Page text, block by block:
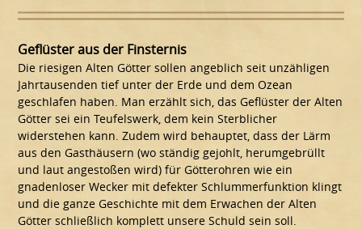
Geflüster aus der Finsternis
Die riesigen Alten Götter sollen angeblich seit unzähligen
Jahrtausenden tief unter der Erde und dem Ozean
geschlafen haben. Man erzählt sich, das Geflüster der Alten
Götter sei ein Teufelswerk, dem kein Sterblicher
widerstehen kann. Zudem wird behauptet, dass der Lärm
aus den Gasthäusern (wo ständig gejohlt, herumgebrüllt
und laut angestoßen wird) für Götterohren wie ein
gnadenloser Wecker mit defekter Schlummerfunktion klingt
und die ganze Geschichte mit dem Erwachen der Alten
Götter schließlich komplett unsere Schuld sein soll.